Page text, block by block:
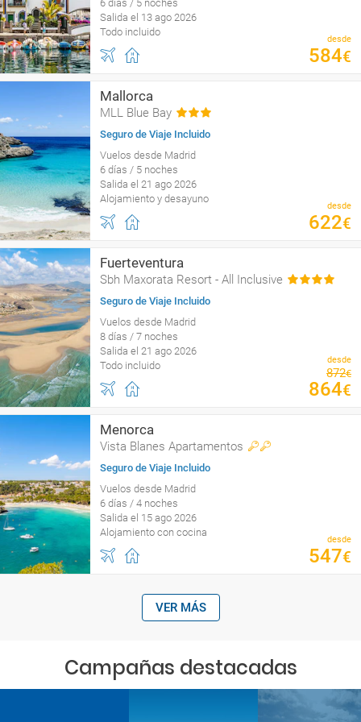
6 días / 5 noches
Salida el 13 ago 2026
Todo incluido
desde
584€
Mallorca
MLL Blue Bay
Seguro de Viaje Incluido
Vuelos desde Madrid
6 días / 5 noches
Salida el 21 ago 2026
Alojamiento y desayuno
desde
622€
Fuerteventura
Sbh Maxorata Resort - All Inclusive
Seguro de Viaje Incluido
Vuelos desde Madrid
8 días / 7 noches
Salida el 21 ago 2026
Todo incluido
desde
872€
864€
Menorca
Vista Blanes Apartamentos
Seguro de Viaje Incluido
Vuelos desde Madrid
6 días / 4 noches
Salida el 15 ago 2026
Alojamiento con cocina
desde
547€
VER MÁS
Campañas destacadas